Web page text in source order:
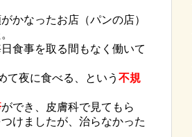
かなったお店（パンの店）
食事を取る間もなく働いて
て夜に食べる、という 不規
ができ、皮膚科で見てもら
けましたが、治らなかった